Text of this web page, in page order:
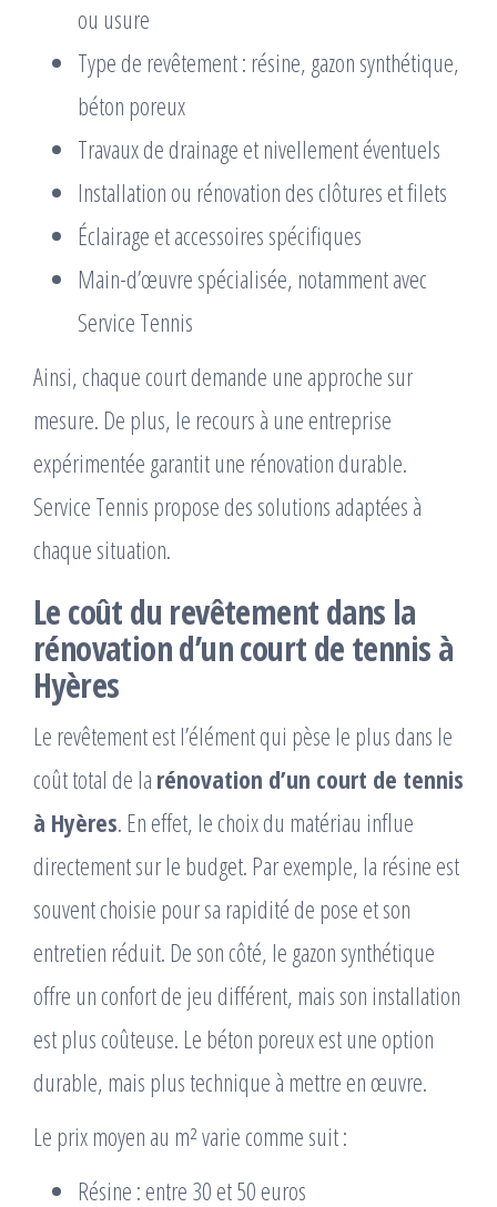
ou usure
Type de revêtement : résine, gazon synthétique,
béton poreux
Travaux de drainage et nivellement éventuels
Installation ou rénovation des clôtures et filets
Éclairage et accessoires spécifiques
Main-d’œuvre spécialisée, notamment avec
Service Tennis
Ainsi, chaque court demande une approche sur
mesure. De plus, le recours à une entreprise
expérimentée garantit une rénovation durable.
Service Tennis propose des solutions adaptées à
chaque situation.
Le coût du revêtement dans la
rénovation d’un court de tennis à
Hyères
Le revêtement est l’élément qui pèse le plus dans le
coût total de la rénovation d’un court de tennis
à Hyères. En effet, le choix du matériau influe
directement sur le budget. Par exemple, la résine est
souvent choisie pour sa rapidité de pose et son
entretien réduit. De son côté, le gazon synthétique
offre un confort de jeu différent, mais son installation
est plus coûteuse. Le béton poreux est une option
durable, mais plus technique à mettre en œuvre.
Le prix moyen au m² varie comme suit :
Résine : entre 30 et 50 euros